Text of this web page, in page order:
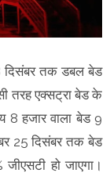
दिसंबर तक डबल बेड
तरह एक्सट्रा बेड के
हजार वाला बेड 9
25 दिसंबर तक बेड
हो जाएगा।